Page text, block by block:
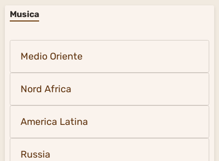
Musica
Medio Oriente
Nord Africa
America Latina
Russia